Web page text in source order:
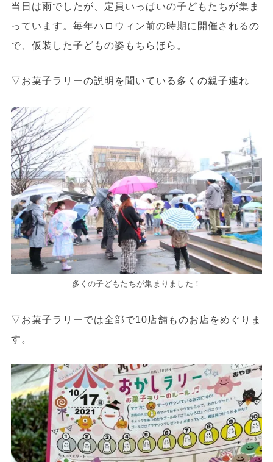
当日は雨でしたが、定員いっぱいの子どもたちが集ま
っています。毎年ハロウィン前の時期に開催されるの
で、仮装した子どもの姿もちらほら。
▽お菓子ラリーの説明を聞いている多くの親子連れ
多くの子どもたちが集まりました！
▽お菓子ラリーでは全部で10店舗ものお店をめぐりま
す。